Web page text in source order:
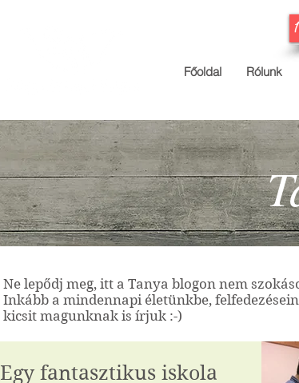
Főoldal Rólunk
Ne lepődj meg, itt a Tanya blogon nem
Inkább a mindennapi életünkbe,
kicsit magunknak is írjuk :-)
Egy fantasztikus iskola